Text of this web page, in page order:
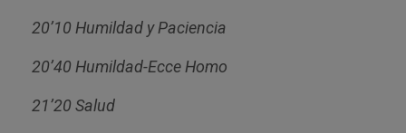
20’10 Humildad y Paciencia
20’40 Humildad-Ecce Homo
21’20 Salud